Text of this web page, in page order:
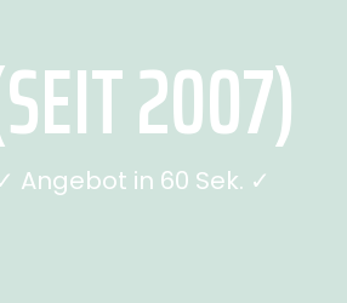
2007)
Angebot in 60 Sek. ✓